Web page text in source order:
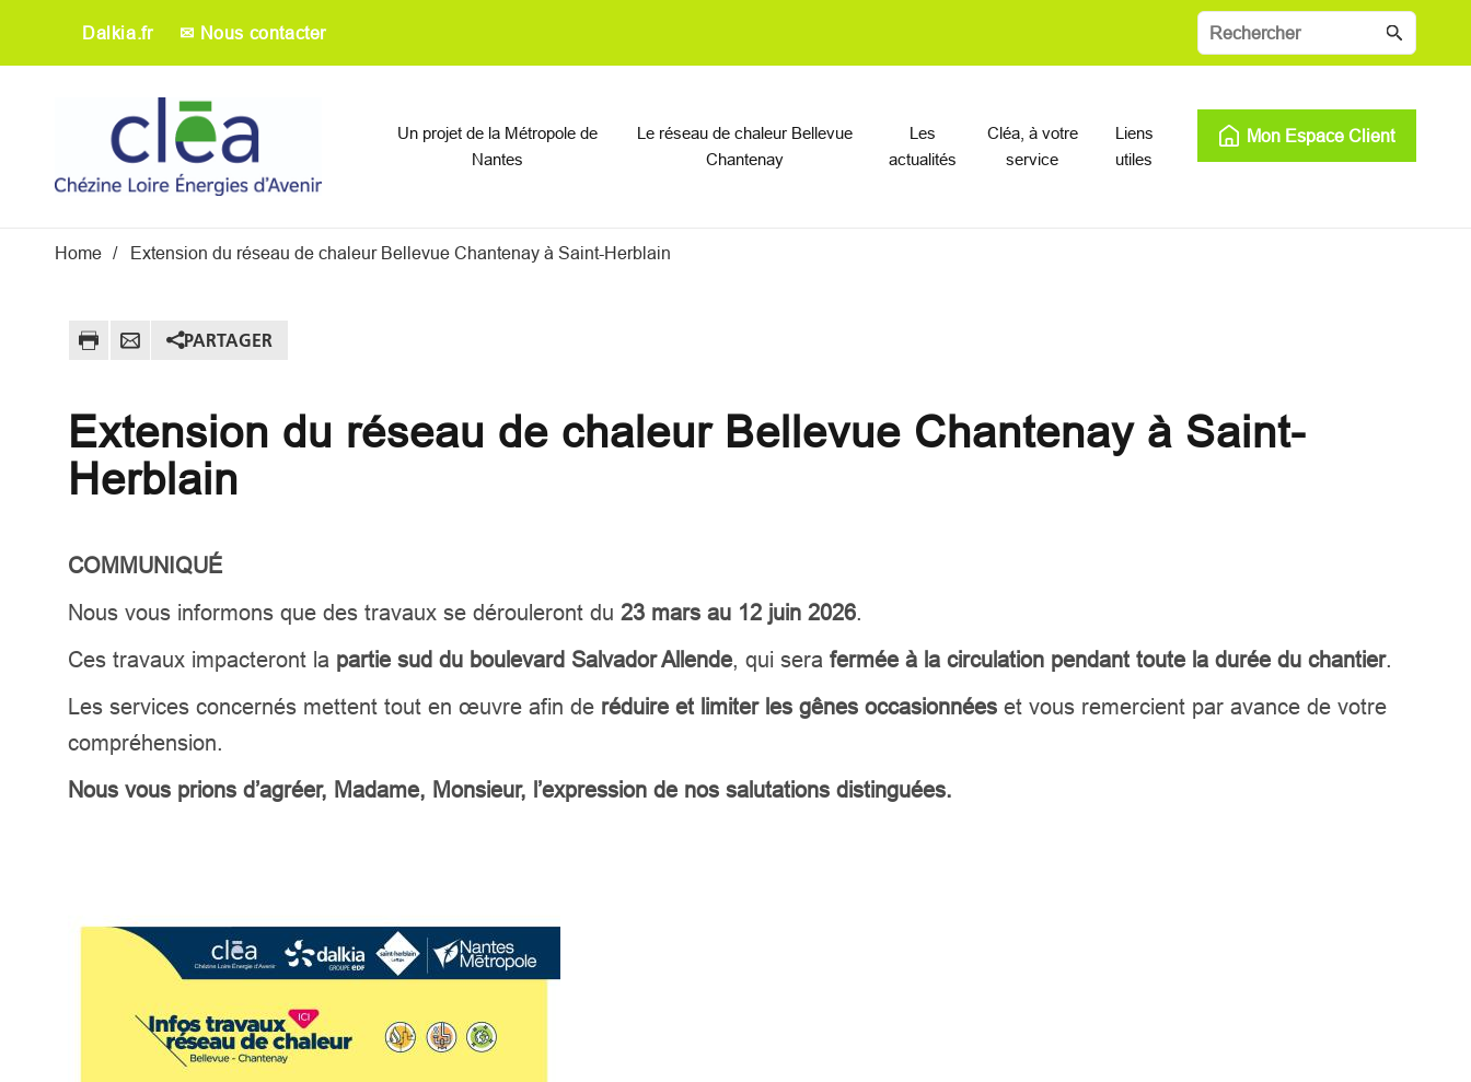
Dalkia.fr ✉ Nous contacter
Un projet de la Métropole de
Nantes
Le réseau de chaleur Bellevue
Chantenay
Les
actualités
Cléa, à votre
service
Liens
utiles
Mon Espace Client
Fil d'Ariane
Home Extension du réseau de chaleur Bellevue Chantenay à Saint-Herblain
PARTAGER
Extension du réseau de chaleur Bellevue Chantenay à Saint-
Herblain
COMMUNIQUÉ
Nous vous informons que des travaux se dérouleront du 23 mars au 12 juin 2026.
Ces travaux impacteront la partie sud du boulevard Salvador Allende, qui sera fermée à la circulation pendant toute la durée du chantier.
Les services concernés mettent tout en œuvre afin de réduire et limiter les gênes occasionnées et vous remercient par avance de votre
compréhension.
Nous vous prions d’agréer, Madame, Monsieur, l’expression de nos salutations distinguées.